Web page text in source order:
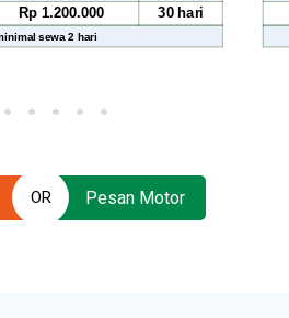
Bulanan Rp 1.500.000
OR Pesan Motor